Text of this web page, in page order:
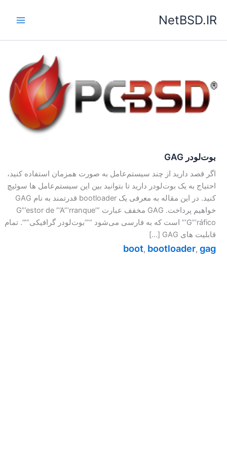
NetBSD.IR
بوت‌لودر GAG
اگر قصد دارید از چند سیستم‌عامل به صورت همزمان استفاده کنید،
احتیاج به یک بوت‌لودر دارید تا بتوانید بین این سیستم‌عامل ها سوئیچ
کنید. در این مقاله به معرفی یک bootloader قدرتمند به نام GAG
خواهیم پرداخت. GAG مخفف عبارت ”’G”’estor de ”’A”’rranque
”’G”’ráfico است که به فارسی می‌شود “”’بوت‌لودر گرافیکی”’”. تمام
قابلیت های GAG […]
boot, bootloader,gag